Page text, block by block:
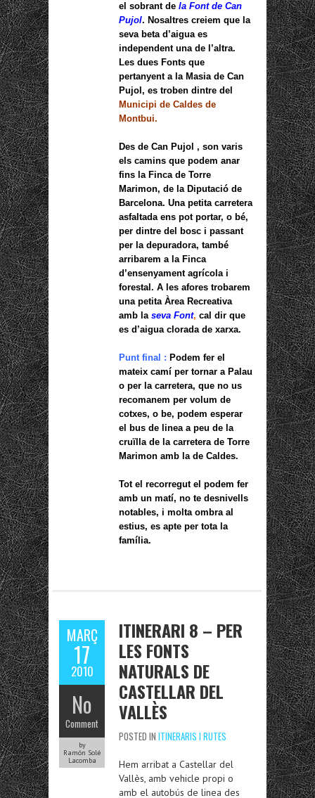
el sobrant de la Font de Can
Pujol. Nosaltres creiem que la
seva beta d’aigua es
independent una de l’altra.
Les dues Fonts que
pertanyent a la Masia de Can
Pujol, es troben dintre del
Municipi de Caldes de
Montbui.
Des de Can Pujol , son varis
els camins que podem anar
fins la Finca de Torre
Marimon, de la Diputació de
Barcelona. Una petita carretera
asfaltada ens pot portar, o bé,
per dintre del bosc i passant
per la depuradora, també
arribarem a la Finca
d’ensenyament agrícola i
forestal. A les afores trobarem
una petita Àrea Recreativa
amb la seva Font, cal dir que
es d’aigua clorada de xarxa.
Punt final : Podem fer el
mateix camí per tornar a Palau
o per la carretera, que no us
recomanem per volum de
cotxes, o be, podem esperar
el bus de linea a peu de la
cruïlla de la carretera de Torre
Marimon amb la de Caldes.
Tot el recorregut el podem fer
amb un matí, no te desnivells
notables, i molta ombra al
estius, es apte per tota la
família.
MARÇ
17
2010
No
Comment
by
Ramón Solé
Lacomba
ITINERARI 8 – PER
LES FONTS
NATURALS DE
CASTELLAR DEL
VALLÈS
POSTED IN ITINERARIS I RUTES
Hem arribat a Castellar del
Vallès, amb vehicle propi o
amb el autobús de linea des